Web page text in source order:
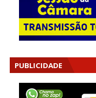
PUBLICIDADE